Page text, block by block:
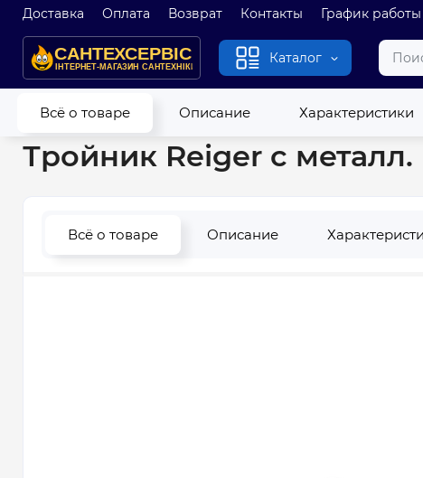
Доставка Оплата Возврат Контакты График работы
Каталог
Всё о товаре Описание Характеристики
Главная Водопровод Трубы и фитинги из полипропилена
Тройник Reiger с
Всё о товаре Описание